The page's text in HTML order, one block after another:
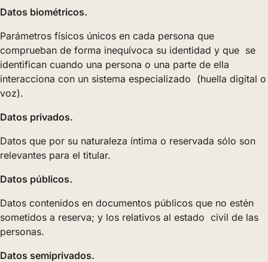
Datos biométricos.
Parámetros físicos únicos en cada persona que
comprueban de forma inequívoca su identidad y que se
identifican cuando una persona o una parte de ella
interacciona con un sistema especializado (huella digital o
voz).
Datos privados.
Datos que por su naturaleza íntima o reservada sólo son
relevantes para el titular.
Datos públicos.
Datos contenidos en documentos públicos que no estén
sometidos a reserva; y los relativos al estado civil de las
personas.
Datos semiprivados.